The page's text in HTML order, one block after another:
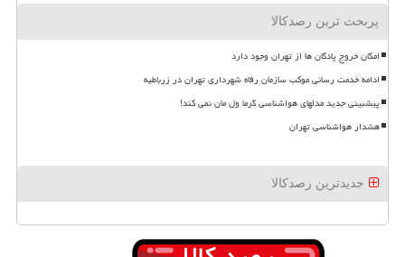
پربحث ترین رصدکالا
امکان خروج پادگان ها از تهران وجود دارد
ادامه خدمت رسانی موکب سازمان رفاه شهرداری تهران در زرباطیه
پیشبینی جدید مدلهای هواشناسی گرما ول مان نمی کند!
هشدار هواشناسی تهران
جدیدترین رصدکالا